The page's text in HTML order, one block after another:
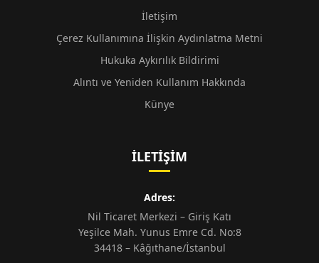
İletişim
Çerez Kullanımına İlişkin Aydınlatma Metni
Hukuka Aykırılık Bildirimi
Alıntı ve Yeniden Kullanım Hakkında
Künye
İLETIŞIM
Adres:
Nil Ticaret Merkezi – Giriş Katı
Yeşilce Mah. Yunus Emre Cd. No:8
34418 – Kâğıthane/İstanbul